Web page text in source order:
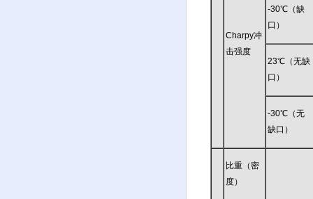
Charpy冲
击强度
-30℃（缺
口）
23℃（无缺
口）
-30℃（无
缺口）
比重（密
度）